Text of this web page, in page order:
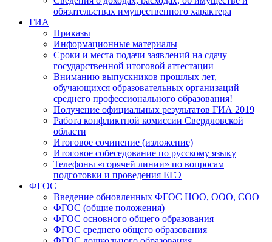
обязательствах имущественного характера
ГИА
Приказы
Информационные материалы
Сроки и места подачи заявлений на сдачу
государственной итоговой аттестации
Вниманию выпускников прошлых лет,
обучающихся образовательных организаций
среднего профессионального образования!
Получение официальных результатов ГИА 2019
Работа конфликтной комиссии Свердловской
области
Итоговое сочинение (изложение)
Итоговое собеседование по русскому языку
Телефоны «горячей линии» по вопросам
подготовки и проведения ЕГЭ
ФГОС
Введение обновленных ФГОС НОО, ООО, СОО
ФГОС (общие положения)
ФГОС основного общего образования
ФГОС среднего общего образования